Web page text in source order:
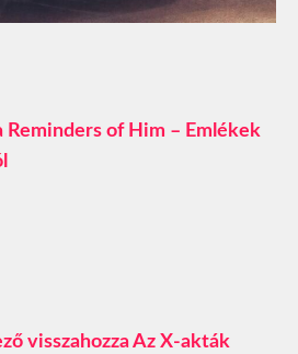
Reminders of Him – Emlékek
visszahozza Az X-akták